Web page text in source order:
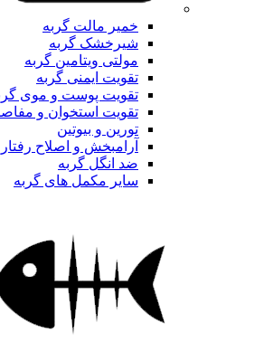
خمیر مالت گربه
شیرخشک گربه
مولتی ویتامین گربه
تقویت ایمنی گربه
تقویت پوست و موی
تقویت استخوان و
تورین و بیوتین
آرامبخش و اصلاح
ضد انگل گربه
سایر مکمل های گربه